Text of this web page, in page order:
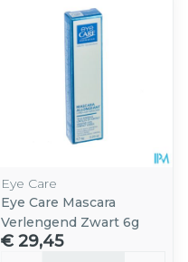
Eye Care
Eye Care Mascara
Verlengend Zwart 6g
€ 29,45